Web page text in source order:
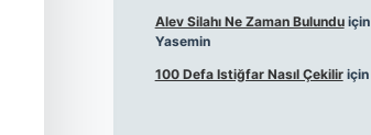
Alev Silahı Ne Zaman Bulunduiçin
Yasemin
100 Defa Istiğfar Nasıl Çekiliriçin